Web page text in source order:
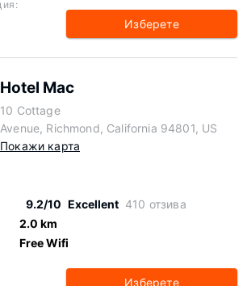
Изберете
Hotel Mac
10 Cottage
Avenue, Richmond, California 94801, US
Покажи карта
9.2/10 Excellent 410 отзива
2.0 km
Free Wifi
Изберете